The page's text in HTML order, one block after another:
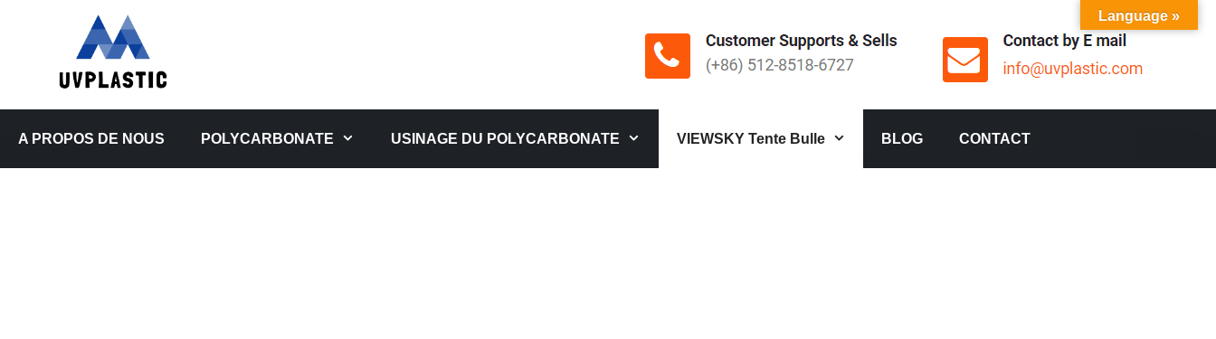
A PROPOS DE NOUS POLYCARBONATE USINAGE DU POLYCARBONATE VIEWSKY Tente Bulle BLOG CONTACT
Language »